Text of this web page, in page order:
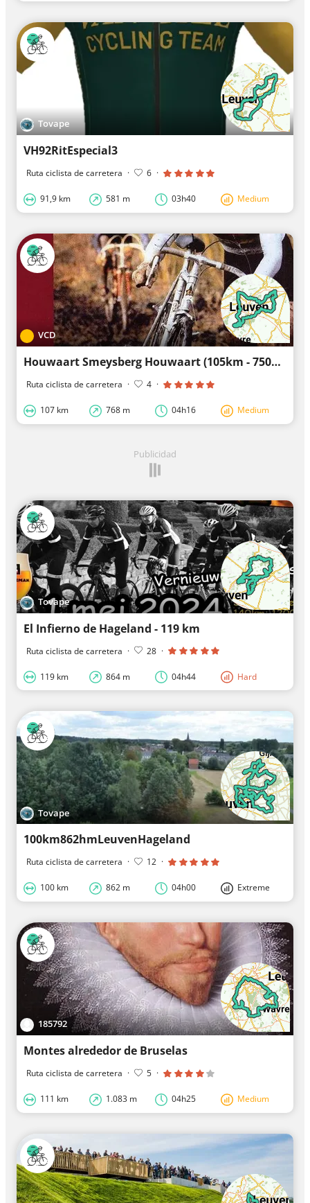
Tovape
VH92RitEspecial3
Ruta ciclista de carretera · 6 ·
91,9 km 581 m 03h40 Medium
VCD
Houwaart Smeysberg Houwaart (105km - 750hm)
Ruta ciclista de carretera · 4 ·
107 km 768 m 04h16 Medium
Publicidad
Tovape
El Infierno de Hageland - 119 km
Ruta ciclista de carretera · 28 ·
119 km 864 m 04h44 Hard
Tovape
100km862hmLeuvenHageland
Ruta ciclista de carretera · 12 ·
100 km 862 m 04h00 Extreme
185792
Montes alrededor de Bruselas
Ruta ciclista de carretera · 5 ·
111 km 1.083 m 04h25 Medium